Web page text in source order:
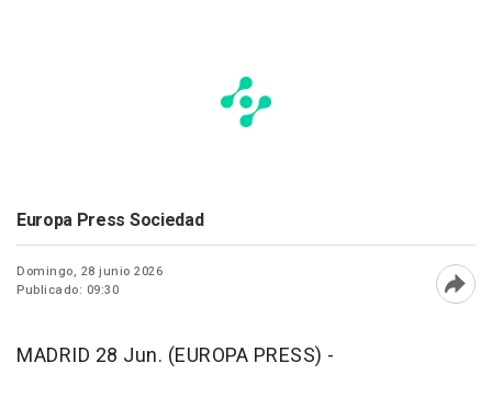
Europa Press Sociedad
Domingo, 28 junio 2026
Publicado: 09:30
MADRID 28 Jun. (EUROPA PRESS) -